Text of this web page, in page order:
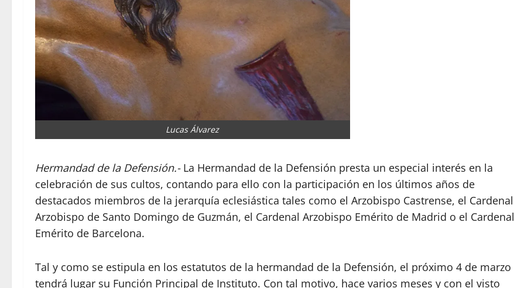
Lucas Álvarez
Hermandad de la Defensión.-La Hermandad de la Defensión presta un especial interés en la
celebración de sus cultos, contando para ello con la participación en los últimos años de
destacados miembros de la jerarquía eclesiástica tales como el Arzobispo Castrense, el Cardenal
Arzobispo de Santo Domingo de Guzmán, el Cardenal Arzobispo Emérito de Madrid o el Cardenal
Emérito de Barcelona.
Tal y como se estipula en los estatutos de la hermandad de la Defensión, el próximo 4 de marzo
tendrá lugar su Función Principal de Instituto. Con tal motivo, hace varios meses y con el visto